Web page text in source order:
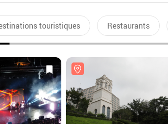
touristiques Restaurants